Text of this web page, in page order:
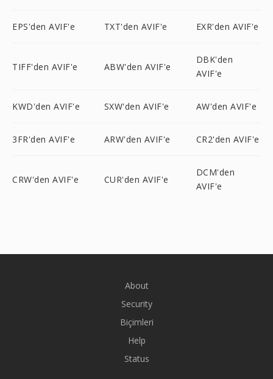
EPS'den AVIF'e TXT'den AVIF'e EXR'den AVIF'e
TIFF'den AVIF'e ABW'den AVIF'e
DBK'den
AVIF'e
KWD'den AVIF'e SXW'den AVIF'e AW'den AVIF'e
3FR'den AVIF'e ARW'den AVIF'e CR2'den AVIF'e
CRW'den AVIF'e CUR'den AVIF'e
DCM'den
AVIF'e
About
Security
Biçimleri
Help
Status